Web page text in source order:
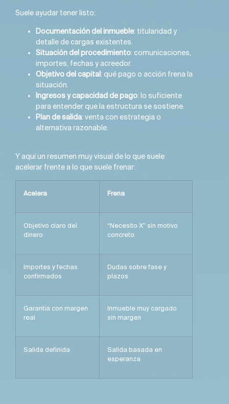
Suele ayudar tener listo:
Documentación del inmueble: titularidad y
detalle de cargas existentes.
Situación del procedimiento: comunicaciones,
importes, fechas y acreedor.
Objetivo del capital: qué pago o acción frena la
situación.
Ingresos y capacidad de pago: lo suficiente
para entender que la estructura se sostiene.
Plan de salida: venta con estrategia o
alternativa razonable.
Y aquí un resumen muy visual de lo que suele
acelerar frente a lo que suele frenar:
Acelera Frena
Objetivo claro del
dinero
“Necesito X” sin motivo
concreto
Importes y fechas
confirmados
Dudas sobre fase y
plazos
Garantía con margen
real
Inmueble muy cargado
sin margen
Salida definida
Salida basada en
esperanza